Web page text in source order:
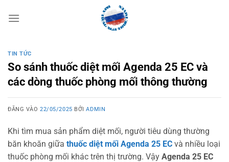
qua
TIN TỨC
So sánh thuốc diệt mối Agenda 25 EC và
các dòng thuốc phòng mối thông thường
ĐĂNG VÀO22/05/2025 BỞIADMIN
Khi tìm mua sản phẩm diệt mối, người tiêu dùng thường
băn khoăn giữa thuốc diệt mối Agenda 25 EC và nhiều loại
thuốc phòng mối khác trên thị trường. Vậy Agenda 25 EC